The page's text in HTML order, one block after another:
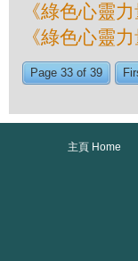
《綠色心靈
《綠色心靈
Page 33 of 39
主頁 Home